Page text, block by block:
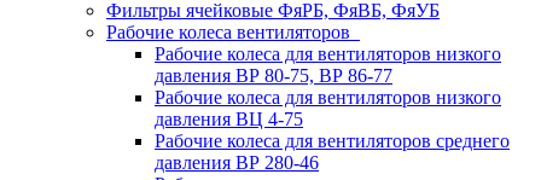
Фильтры ячейковые ФяРБ, ФяВБ, ФяУБ
Рабочие колеса вентиляторов
Рабочие колеса для вентиляторов низкого
давления ВР 80-75, ВР 86-77
Рабочие колеса для вентиляторов низкого
давления ВЦ 4-75
Рабочие колеса для вентиляторов среднего
давления ВР 280-46